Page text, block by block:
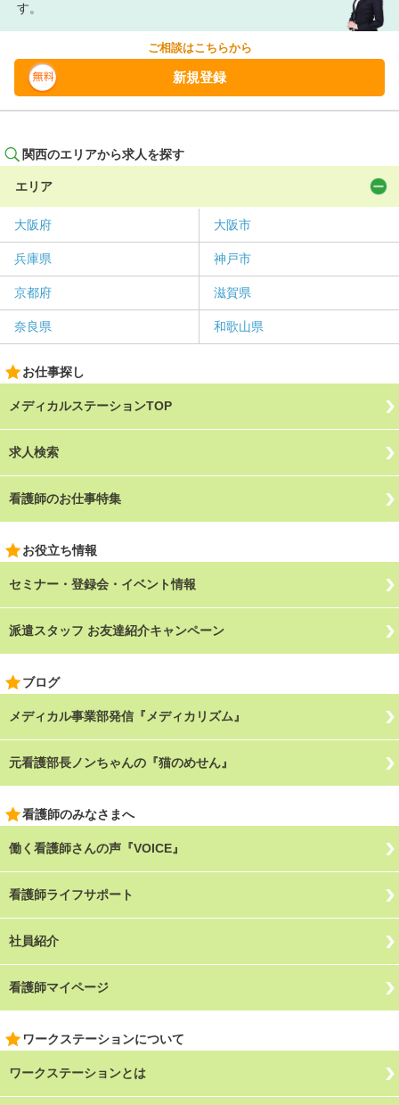
す。
ご相談はこちらから
新規登録
関西のエリアから求人を探す
エリア
大阪府 大阪市
兵庫県 神戸市
京都府 滋賀県
奈良県 和歌山県
お仕事探し
メディカルステーションTOP
求人検索
看護師のお仕事特集
お役立ち情報
セミナー・登録会・イベント情報
派遣スタッフ お友達紹介キャンペーン
ブログ
メディカル事業部発信『メディカリズム』
元看護部長ノンちゃんの『猫のめせん』
看護師のみなさまへ
働く看護師さんの声『VOICE』
看護師ライフサポート
社員紹介
看護師マイページ
ワークステーションについて
ワークステーションとは